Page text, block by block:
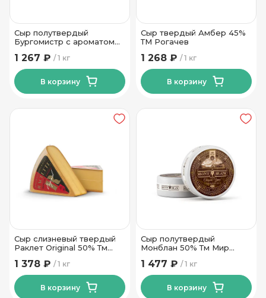
Сыр полутвердый
Бургомистр с ароматом
Кобринские Сыры
1 кг
1 267 ₽
В корзину
Сыр твердый Амбер 45%
ТМ Рогачев
1 кг
1 268 ₽
В корзину
Сыр слизневый твердый
Раклет Original 50% Тм
1 кг
1 378 ₽
В корзину
Сыр полутвердый
Монблан 50% Тм Мир
1 кг
1 477 ₽
В корзину